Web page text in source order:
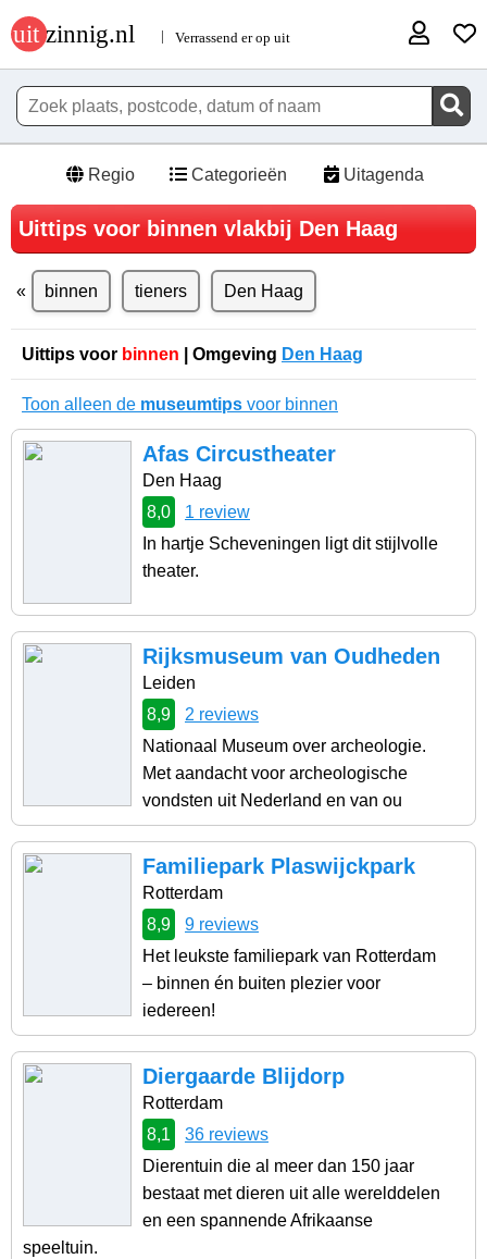
Regio Categorieën Uitagenda
Uittips voor binnen vlakbij Den Haag
binnen tieners Den Haag
Uittips voor binnen | Omgeving Den Haag
Toon alleen de museumtips voor binnen
Afas Circustheater
Den Haag
8,0
1 review
In hartje Scheveningen ligt dit stijlvolle
theater.
Rijksmuseum van Oudheden
Leiden
8,9
2 reviews
Nationaal Museum over archeologie.
Met aandacht voor archeologische
vondsten uit Nederland en van ou
Familiepark Plaswijckpark
Rotterdam
8,9
9 reviews
Het leukste familiepark van Rotterdam
– binnen én buiten plezier voor
iedereen!
Diergaarde Blijdorp
Rotterdam
8,1
36 reviews
Dierentuin die al meer dan 150 jaar
bestaat met dieren uit alle werelddelen
en een spannende Afrikaanse
speeltuin.